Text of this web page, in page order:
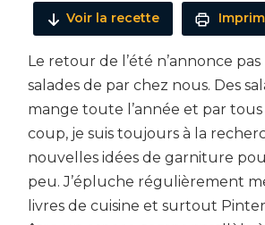
Voir la recette
Le retour de l’été n’annonce
salades de par chez nous. Des
mange toute l’année et par tous
coup, je suis toujours à la
nouvelles idées de garniture
peu. J’épluche régulièrement
livres de cuisine et surtout